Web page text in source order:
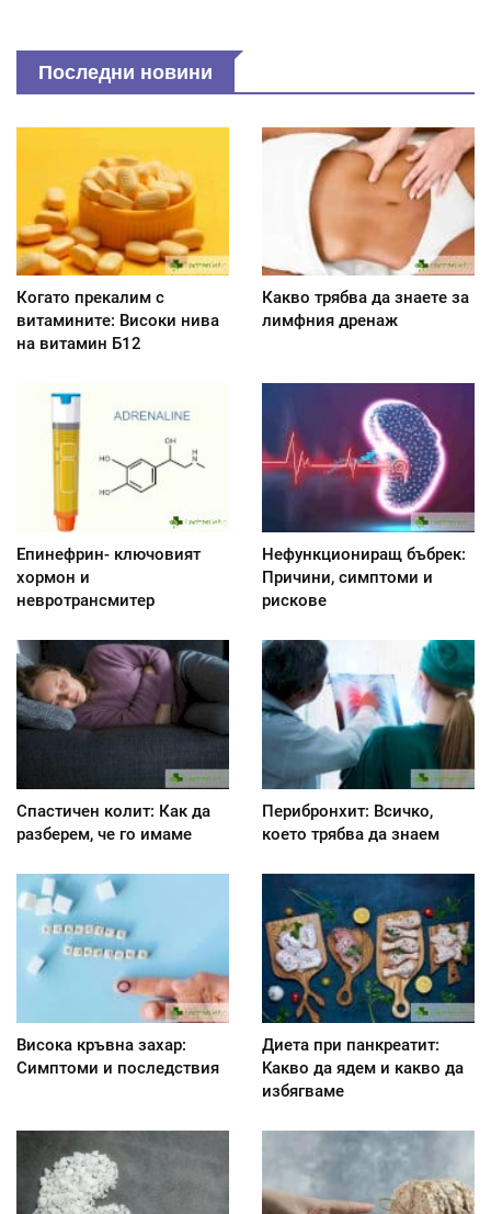
Последни новини
Когато прекалим с
витамините: Високи нива
на витамин Б12
Какво трябва да знаете за
лимфния дренаж
Епинефрин- ключовият
хормон и
невротрансмитер
Нефункциониращ бъбрек:
Причини, симптоми и
рискове
Спастичен колит: Как да
разберем, че го имаме
Перибронхит: Всичко,
което трябва да знаем
Висока кръвна захар:
Симптоми и последствия
Диета при панкреатит:
Kакво да ядем и какво да
избягваме